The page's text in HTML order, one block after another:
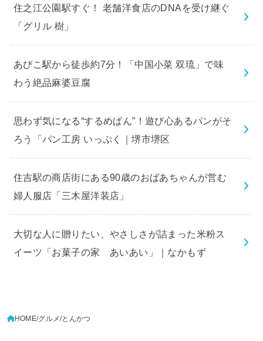
住之江公園駅すぐ！ 老舗洋食店のDNAを受け継ぐ
「グリル 樹」
あびこ駅から徒歩約7分！「中国小菜 双琉」で味
わう絶品麻婆豆腐
思わず気になる“するめぱん”！遊び心あるパンがそ
ろう「パン工房 いっぷく｜堺市堺区
住吉駅の商店街にある90歳のおばあちゃんが営む
婦人服店「三木屋洋装店」
大切な人に贈りたい、やさしさが詰まった米粉ス
イーツ「お菓子の家 あいあい」｜なかもず
HOME グルメ とんかつ